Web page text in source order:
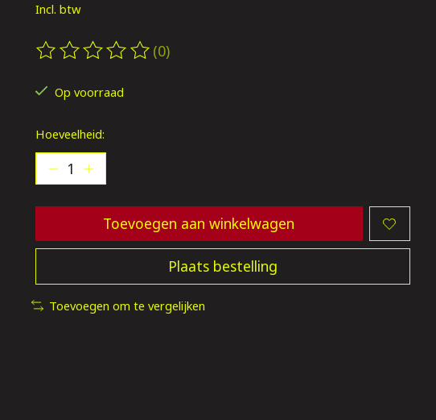
Incl. btw
De beoordeling van dit product is
(0)
Op voorraad
Hoeveelheid:
Toevoegen aan winkelwagen
Plaats bestelling
Toevoegen om te vergelijken